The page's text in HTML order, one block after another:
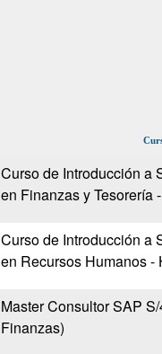
Curso de Introducción a
en Finanzas y Tesorería
Curso de Introducción a
en Recursos Humanos -
Master Consultor SAP
Finanzas)